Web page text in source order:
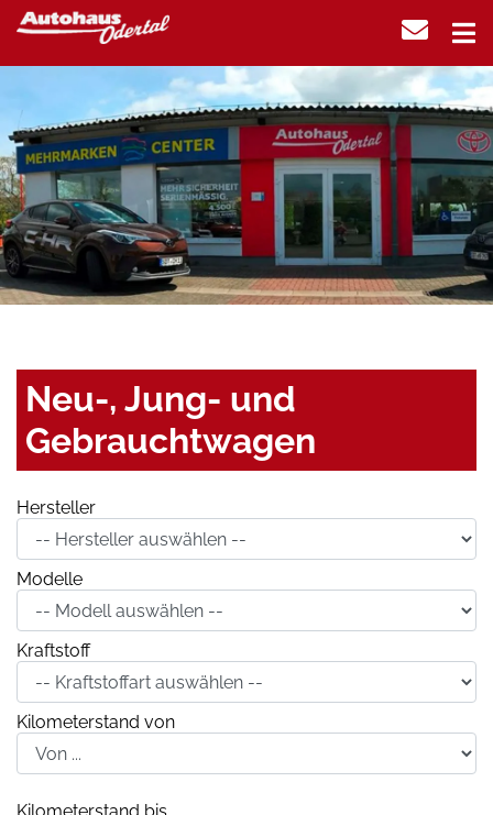
Neu-, Jung- und
Gebrauchtwagen
Hersteller
Modelle
Kraftstoff
Kilometerstand von